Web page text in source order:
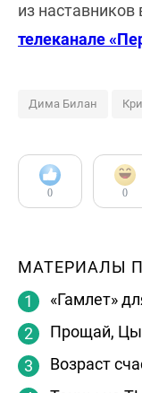
из наставников
телеканале
Дима Билан
0 0
МАТЕРИАЛЫ
«Гамлет»
Прощай,
Возраст